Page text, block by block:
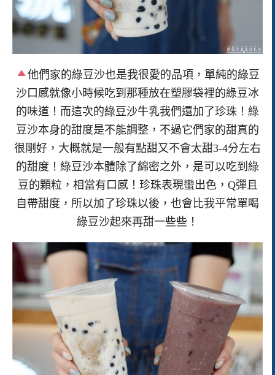
他們家的綠豆沙也是我很愛的品項，單純的綠豆
沙口感就像小時候吃到那種放在塑膠袋裡的綠豆冰
的味道！而這次的綠豆沙牛乳我們還加了珍珠！綠
豆沙本身的甜度是不能調整，不過它們家的甜真的
很剛好，大概就是一般有點甜又不會太甜3-4分左右
的甜度！綠豆沙本體除了綿密之外，是可以吃到綠
豆的顆粒，相當有口感！珍珠表現蠻出色，Q彈且
自帶甜度，所以加了珍珠以後，也會比我平常單喝
綠豆沙起來再甜一些些！